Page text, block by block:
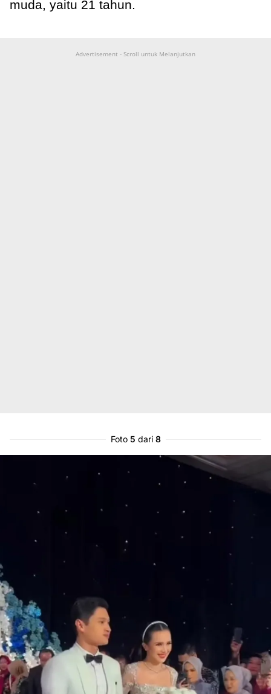
muda, yaitu 21 tahun.
Advertisement - Scroll untuk Melanjutkan
Foto 5 dari 8